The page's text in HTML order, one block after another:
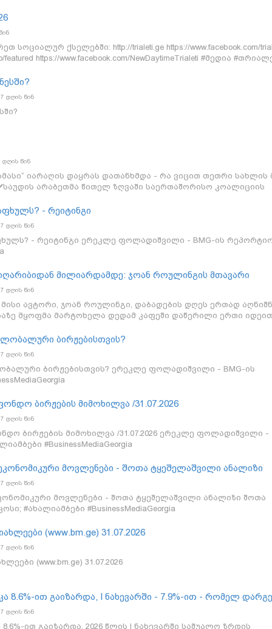
სოციალურ ქსელებში: http://trialeti.ge https://www.facebook.com/
featured https://www.facebook.com/NewDaytimeTrialeti #მედია
7 დღის წინ
დღის წინ
იარაღის დაყრას დათანხმდა - რა ვიცით თეთრი სახლის
არაბეთმა წითელ ზღვაში საერთაშორისო კოალიციის
მივცემთ თუ არა უკრაინას Patriot-ების წარმოების
სპონსორია Global • გლობალი #ახალიამბები
- რეიტინგი
7 დღის წინ
- რეიტინგი ერეკლე ფოლადიშვილი - BMG-ის
მილიარდამდე: ჯოან როულინგის მთავარი
7 დღის წინ
ავტორი, ჯოან როულინგი, დაბადების დღეს ერთად
მყოფმა მარტოხელა დედამ კაფეში დაწერილი ერთი იდეით
თემატური პარკები და მერჩანდაიზი $1 მილიარდზე მეტი
როგორ იქცა უბრალო ხელნაწერი XXI საუკუნის ყველაზე
(IP)? გაიგეთ, რატომ არის ჯოან როულინგის
ინტელექტუალური საკუთრების მართვაში! #ახალიამბები
ბირჟებისთვის?
7 დღის წინ
ბირჟებისთვის? ერეკლე ფოლადიშვილი - BMG-ის
ბირჟების მიმოხილვა /31.07.2026
7 დღის წინ
ბირჟების მიმოხილვა /31.07.2026 ერეკლე ფოლადიშვილი -
#BusinessMediaGeorgia
მოვლენები - შოთა ტყეშელაშვილი ანალიზი
7 დღის წინ
მოვლენები - შოთა ტყეშელაშვილი ანალიზი შოთა
#ახალიამბები #BusinessMediaGeorgia
(www.bm.ge) 31.07.2026
7 დღის წინ
(www.bm.ge) 31.07.2026
8.6%-ით გაიზარდა, I ნახევარში - 7.9%-ით - რომელ
7 დღის წინ
ით გაიზარდა, 2026 წლის I ნახევარში საშუალო ზრდის